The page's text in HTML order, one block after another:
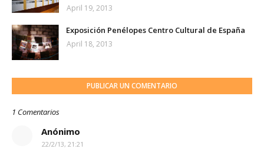
April 19, 2013
Exposición Penélopes Centro Cultural de España
April 18, 2013
PUBLICAR UN COMENTARIO
1 Comentarios
Anónimo
22/2/13, 21:21